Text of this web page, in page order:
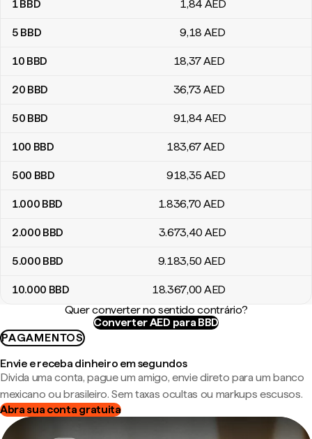
1BBD 1,84 AED
5 BBD 9,18 AED
10 BBD 18,37AED
20 BBD 36,73 AED
50 BBD 91,84 AED
100 BBD 183,67AED
500 BBD 918,35 AED
1.000 BBD 1.836,70 AED
2.000 BBD 3.673,40 AED
5.000 BBD 9.183,50 AED
10.000 BBD 18.367,00 AED
Quer converter no sentido contrário?
Converter AED para BBD
PAGAMENTOS
Envie e receba dinheiro em segundos
Divida uma conta, pague um amigo, envie direto para um banco
mexicano ou brasileiro. Sem taxas ocultas ou markups escusos.
Abra sua conta gratuita